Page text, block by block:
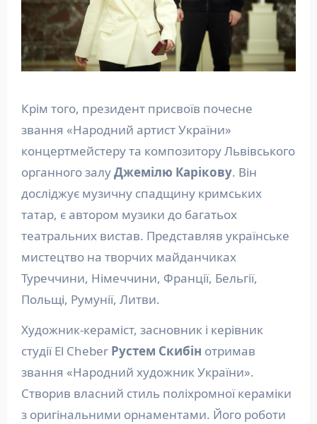
Крім того, президент присвоїв почесне
звання «Народний артист України»
концертмейстеру та композитору Львівського
органного залуДжемілю Карікову. Він
досліджує музичну спадщину кримських
татар, є автором музики до багатьох
театральних вистав. Представляв українське
мистецтво на творчих майданчиках
Туреччини, Німеччини, Франції, Бельгії,
Польщі, Румунії, Литви.
Художник-кераміст, засновник і керівник
студії El Cheber Рустем Скибін отримав
звання «Народний художник України».
Створив власний стиль поліхромної кераміки
з оригінальними орнаментами. Його роботи